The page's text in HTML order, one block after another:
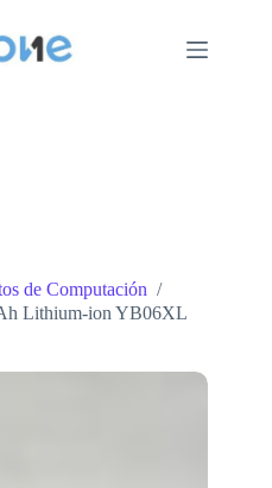
de Computación /
Lithium-ion YB06XL